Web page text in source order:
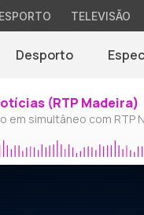
TELEVISÃO
Desporto
(RTP Madeira)
em simultâneo com RTP